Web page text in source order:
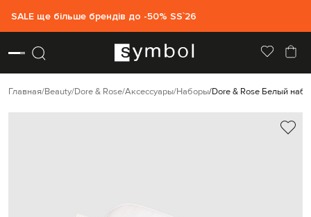
SALE ще більше брендів до -50% SS`26
Главная Beauty Dore & Rose Аксессуары Наборы Dore & Rose Белый